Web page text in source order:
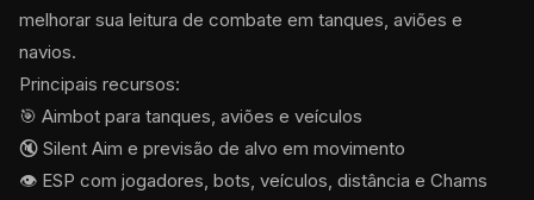
melhorar sua leitura de combate em tanques, aviões e
navios.
Principais recursos:
🎯 Aimbot para tanques, aviões e veículos
🔇 Silent Aim e previsão de alvo em movimento
👁️ ESP com jogadores, bots, veículos, distância e Chams